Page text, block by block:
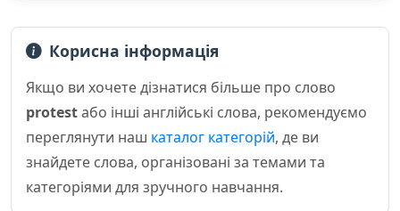
Корисна інформація
Якщо ви хочете дізнатися більше про слово
protestабо інші англійські слова, рекомендуємо
переглянути наш каталог категорій, де ви
знайдете слова, організовані за темами та
категоріями для зручного навчання.